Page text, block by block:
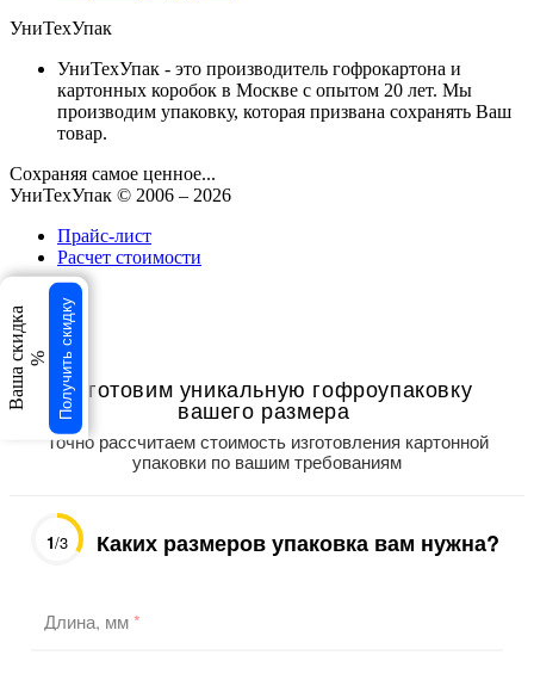
УниТехУпак
УниТехУпак - это производитель гофрокартона и
картонных коробок в Москве с опытом 20 лет. Мы
производим упаковку, которая призвана сохранять Ваш
товар.
Сохраняя самое ценное...
УниТехУпак © 2006 – 2026
Прайс-лист
Расчет стоимости
свернуть
×
×
Изготовим уникальную гофроупаковку
вашего размера
Точно рассчитаем стоимость изготовления картонной
упаковки по вашим требованиям
1/3 Каких размеров упаковка вам нужна?
Длина, мм*
Ваша скидка % Получить скидку